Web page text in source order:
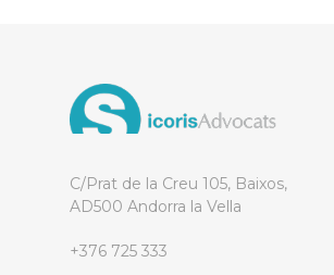
C/Prat de la Creu 105, Baixos,
AD500 Andorra la Vella
+376 725 333